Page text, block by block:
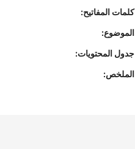
كلمات المفاتيح:
الموضوع:
جدول المحتويات:
الملخص: